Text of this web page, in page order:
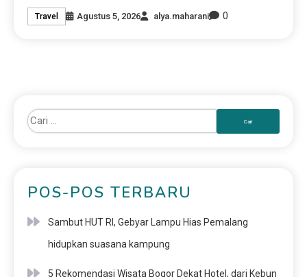
Travel Agustus 5, 2026 alya.maharani 0
POS-POS TERBARU
Sambut HUT RI, Gebyar Lampu Hias Pemalang
hidupkan suasana kampung
5 Rekomendasi Wisata Bogor Dekat Hotel, dari Kebun